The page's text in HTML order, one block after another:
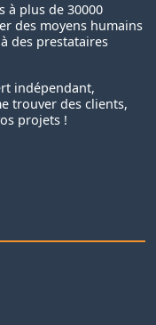
à plus de 30000
des moyens humains
des prestataires
indépendant,
trouver des clients,
projets !